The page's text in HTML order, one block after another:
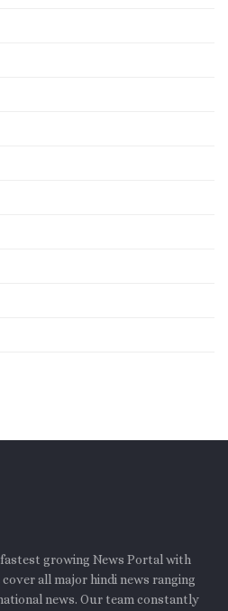
fastest growing News Portal with
cover all major hindi news ranging
news. Our team constantly